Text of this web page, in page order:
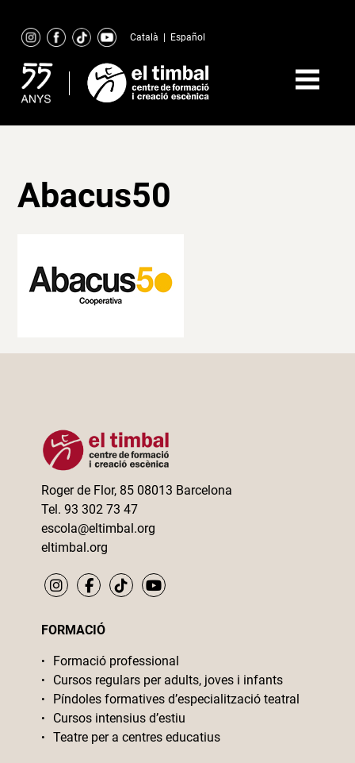
content
Català Español
Abacus50
Roger de Flor, 85 08013 Barcelona
Tel. 93 302 73 47
escola@eltimbal.org
eltimbal.org
FORMACIÓ
Formació professional
Cursos regulars per adults, joves i infants
Píndoles formatives d’especialització teatral
Cursos intensius d’estiu
Teatre per a centres educatius